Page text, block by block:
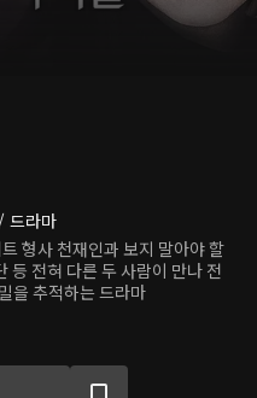
드라마
형사 천재인과 보지 말아야 할
등 전혀 다른 두 사람이 만나 전
을 추적하는 드라마